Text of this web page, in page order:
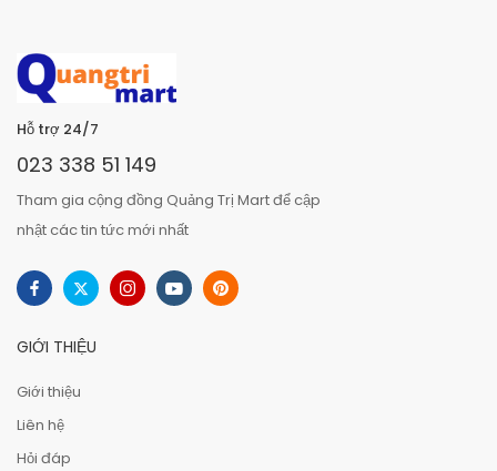
Hỗ trợ 24/7
023 338 51 149
Tham gia cộng đồng Quảng Trị Mart để cập
nhật các tin tức mới nhất
GIỚI THIỆU
Giới thiệu
Liên hệ
Hỏi đáp